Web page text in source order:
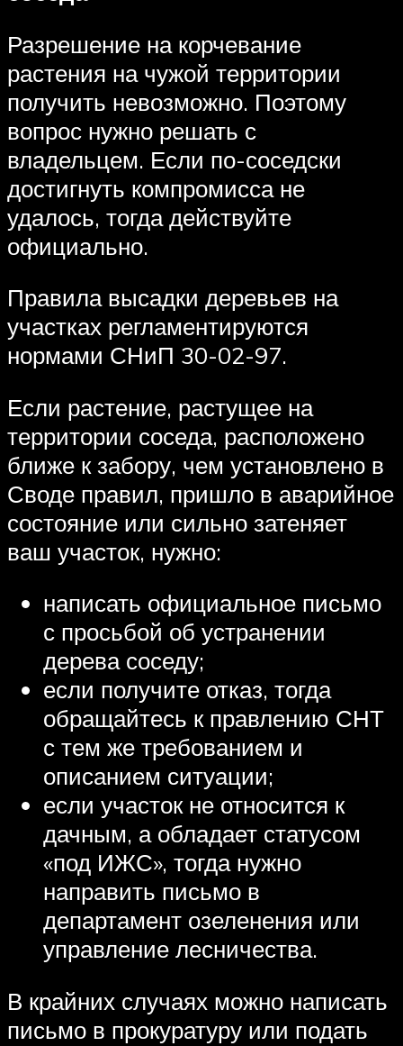
Разрешение на корчевание
растения на чужой территории
получить невозможно. Поэтому
вопрос нужно решать с
владельцем. Если по-соседски
достигнуть компромисса не
удалось, тогда действуйте
официально.
Правила высадки деревьев на
участках регламентируются
нормами СНиП 30-02-97.
Если растение, растущее на
территории соседа, расположено
ближе к забору, чем установлено в
Своде правил, пришло в аварийное
состояние или сильно затеняет
ваш участок, нужно:
написать официальное письмо
с просьбой об устранении
дерева соседу;
если получите отказ, тогда
обращайтесь к правлению СНТ
с тем же требованием и
описанием ситуации;
если участок не относится к
дачным, а обладает статусом
«под ИЖС», тогда нужно
направить письмо в
департамент озеленения или
управление лесничества.
В крайних случаях можно написать
письмо в прокуратуру или подать